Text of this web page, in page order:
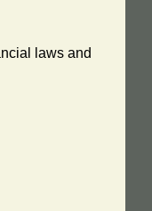
laws and